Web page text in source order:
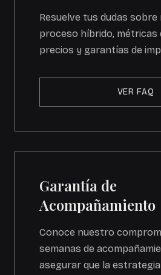
Resuelve tus dudas
proceso híbrido, métricas
precios y garantías de
VER FAQ
Garantía de
Acompañamiento
Conoce nuestro
semanas de
asegurar que la